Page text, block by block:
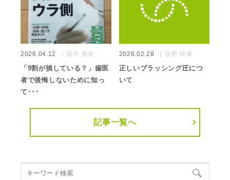
2026.04.12 坂中 亜衣
「9割が損している？」歯医
者で後悔しないために知っ
て･･･
2026.02.28 谷野 咲希
正しいブラッシング圧につ
いて
記事一覧へ